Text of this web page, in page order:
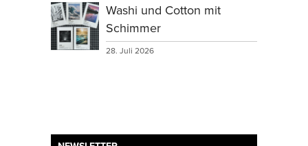
Washi und Cotton mit
Schimmer
28. Juli 2026